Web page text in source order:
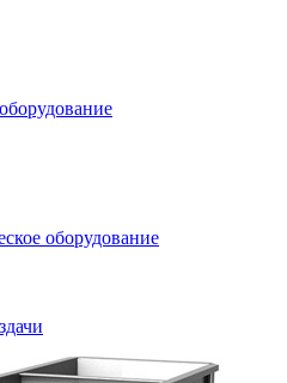
оборудование